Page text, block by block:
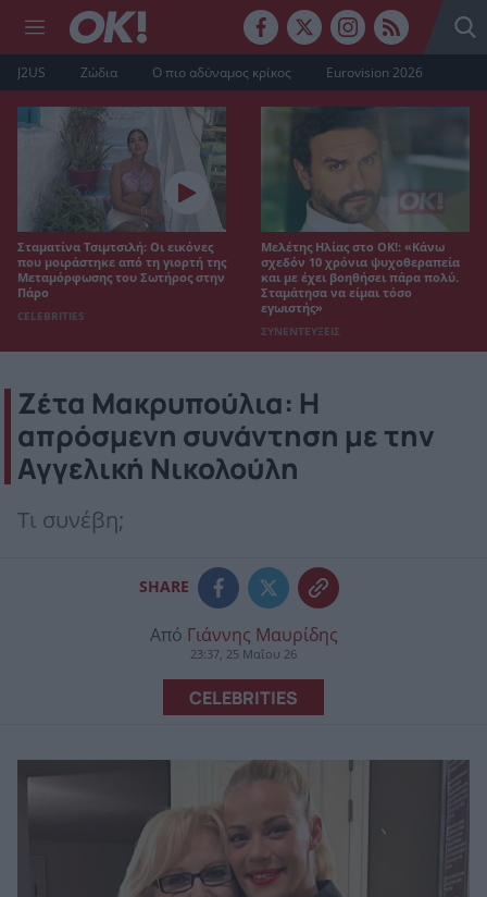
J2US Ζώδια Ο πιο αδύναμος κρίκος Eurovision 2026
Σταματίνα Τσιμτσιλή: Οι εικόνες
που μοιράστηκε από τη γιορτή της
Μεταμόρφωσης του Σωτήρος στην
Πάρο
CELEBRITIES
Μελέτης Ηλίας στο ΟΚ!: «Κάνω
σχεδόν 10 χρόνια ψυχοθεραπεία
και με έχει βοηθήσει πάρα πολύ.
Σταμάτησα να είμαι τόσο
εγωιστής»
ΣΥΝΕΝΤΕΥΞΕΙΣ
Ζέτα Μακρυπούλια: Η
απρόσμενη συνάντηση με την
Αγγελική Νικολούλη
Τι συνέβη;
SHARE
Από Γιάννης Μαυρίδης
23:37, 25 Μαΐου 26
CELEBRITIES